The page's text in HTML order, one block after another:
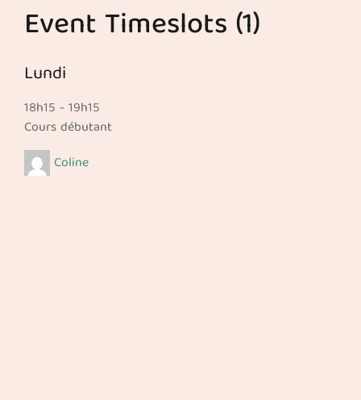
Event Timeslots (1)
Lundi
18h15 -19h15
Cours débutant
Coline